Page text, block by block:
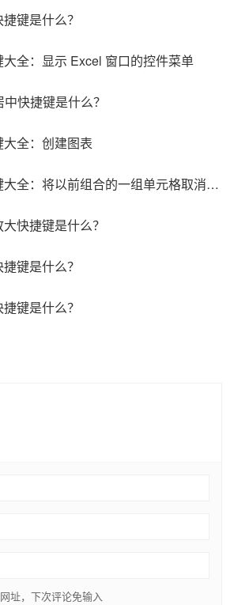
键是什么？
全：显示 Excel 窗口的控件菜单
快捷键是什么？
全：创建图表
Excel 常用快捷键大全：将以前组合的一组单元格取消组合
快捷键是什么？
键是什么？
键是什么？
址，下次评论免输入